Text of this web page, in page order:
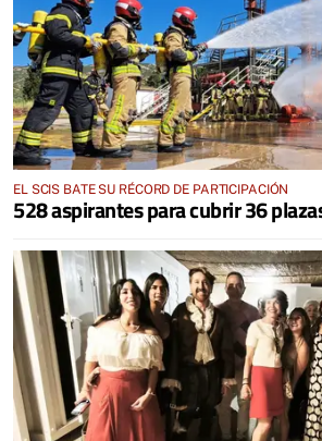
EL SCIS BATE SU RÉCORD DE PARTICIPACIÓN
528 aspirantes para cubrir 36